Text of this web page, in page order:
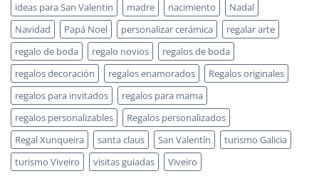
ideas para San Valentin
madre nacimiento
Nadal
Navidad
Papá Noel personalizar cerámica
regalar arte
regalo de boda
regalo novios
regalos de boda
regalos decoración
regalos enamorados
Regalos originales
regalos para invitados
regalos para mama
regalos personalizables
Regalos personalizados
Regal Xunqueira
santa claus San Valentín
turismo Galicia
turismo Viveiro
visitas guiadas Viveiro